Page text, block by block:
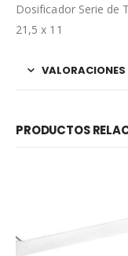
Dosificador Serie de
21,5 x 11
PRODUCTOS